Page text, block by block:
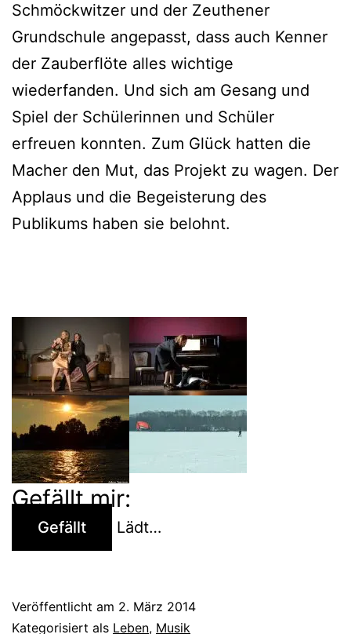
Schmöckwitzer und der Zeuthener
Grundschule angepasst, dass auch Kenner
der Zauberflöte alles wichtige
wiederfanden. Und sich am Gesang und
Spiel der Schülerinnen und Schüler
erfreuen konnten. Zum Glück hatten die
Macher den Mut, das Projekt zu wagen. Der
Applaus und die Begeisterung des
Publikums haben sie belohnt.
Gefällt mir:
Gefällt Lädt…
Veröffentlicht am 2. März 2014
Kategorisiert als Leben, Musik